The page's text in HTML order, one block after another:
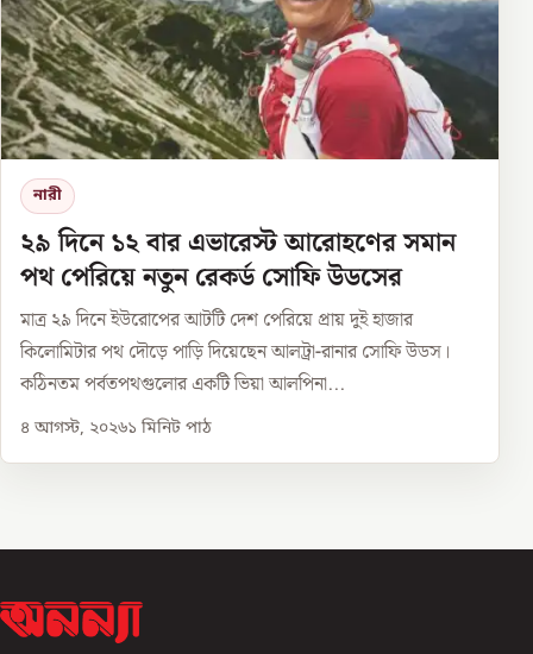
নারী
২৯ দিনে ১২ বার এভারেস্ট আরোহণের সমান
পথ পেরিয়ে নতুন রেকর্ড সোফি উডসের
মাত্র ২৯ দিনে ইউরোপের আটটি দেশ পেরিয়ে প্রায় দুই হাজার
কিলোমিটার পথ দৌড়ে পাড়ি দিয়েছেন আলট্রা-রানার সোফি উডস।
কঠিনতম পর্বতপথগুলোর একটি ভিয়া আলপিনা...
৪ আগস্ট, ২০২৬১ মিনিট পাঠ